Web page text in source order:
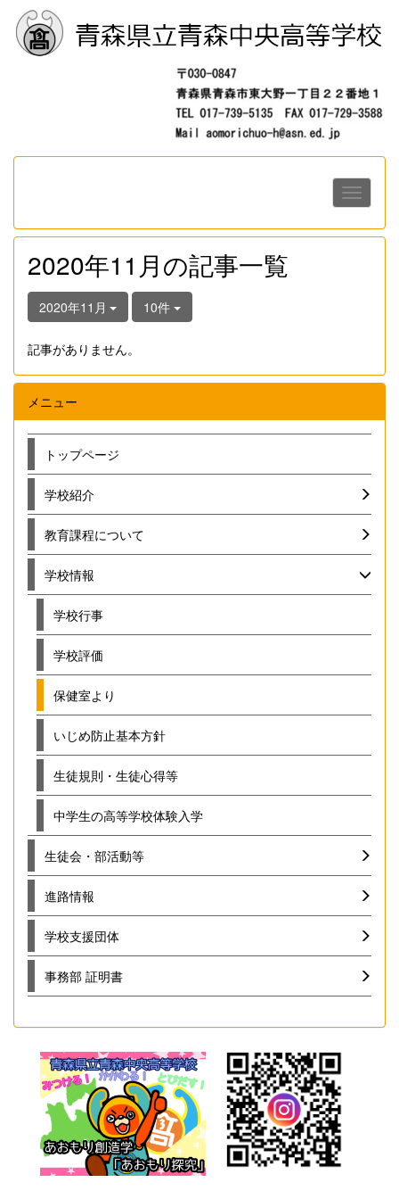
2020年11月の記事一覧
2020年11月 10件
記事がありません。
メニュー
トップページ
学校紹介
教育課程について
学校情報
学校行事
学校評価
保健室より
いじめ防止基本方針
生徒規則・生徒心得等
中学生の高等学校体験入学
生徒会・部活動等
進路情報
学校支援団体
事務部 証明書